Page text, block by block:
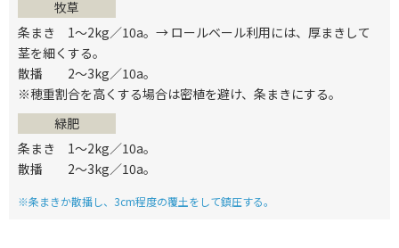
牧草
条まき 1～2kg／10a。→ ロールベール利用には、厚まきして
茎を細くする。
散播 2～3kg／10a。
※穂重割合を高くする場合は密植を避け、条まきにする。
緑肥
条まき 1～2kg／10a。
散播 2～3kg／10a。
※条まきか散播し、3cm程度の覆土をして鎮圧する。